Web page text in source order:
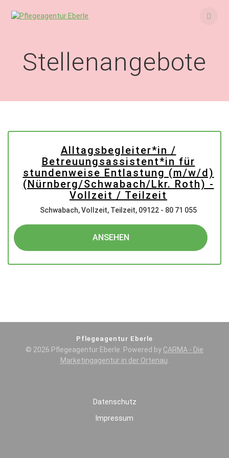
Stellenangebote
Alltagsbegleiter*in /
Betreuungsassistent*in für
stundenweise Entlastung (m/w/d)
(Nürnberg/Schwabach/Lkr. Roth) -
Vollzeit / Teilzeit
Schwabach,Vollzeit, Teilzeit, 09122 - 80 71 055
ANSEHEN
Pflegeagentur Eberle
© 2026 Pflegeagentur Eberle. Powered by CARMA - Die
Marketingagentur in der Ortenau
Datenschutz
Impressum